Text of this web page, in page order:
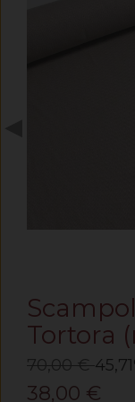
Tortora
70,00 €
38,00 €